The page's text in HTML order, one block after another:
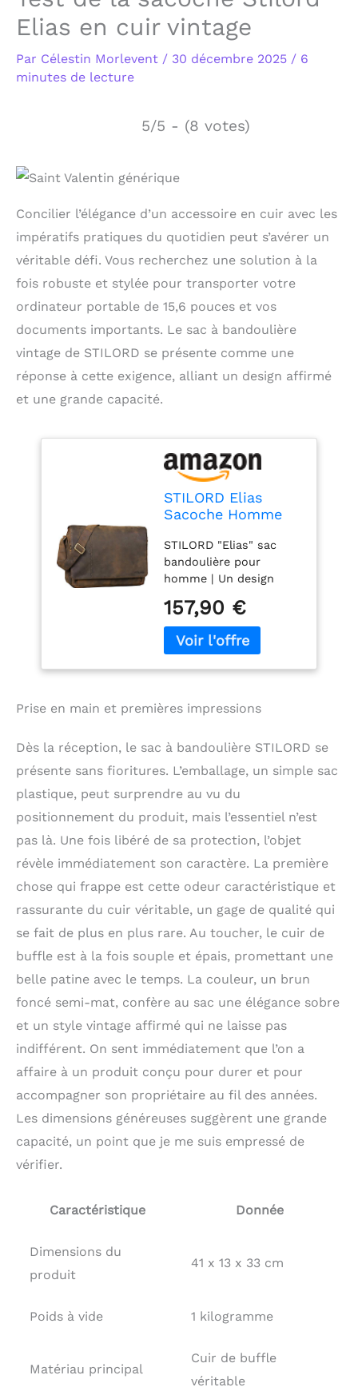
Elias en cuir vintage
Par Célestin Morlevent / 30 décembre 2025 / 6
minutes de lecture
5/5 - (8 votes)
Concilier l’élégance d’un accessoire en cuir avec les
impératifs pratiques du quotidien peut s’avérer un
véritable défi. Vous recherchez une solution à la
fois robuste et stylée pour transporter votre
ordinateur portable de 15,6 pouces et vos
documents importants. Le sac à bandoulière
vintage de STILORD se présente comme une
réponse à cette exigence, alliant un design affirmé
et une grande capacité.
STILORD Elias
Sacoche Homme
Bandoulière
Homme Design Sac
en Cuir Ordinateur
Portable 15,6
Pouces Besace en
Cuir
Couleur:Colorado -
Marron
STILORD "Elias" sac
bandoulière pour
homme | Un design
vraiment stylé | Sac
messager parfaitement
adapté à la vie
Nombreuses pochettes
ranger des documents
DIN A4, livres, une
petite bouteille d'eau et
un ordinateur portable
allant jusqu'à 15,6
rapide et organisée Sac
d'épaule entièrement
pratique et confortable
réglable et robuste |
Besace d'un splendide
véritable et excellent
cuir de buffle
Composants de l'article:
principal avec
fermeture-éclair | 1x
compartiment pour un
ordinateur portable de
15,6 pouces | 1x petit
compartiment intérieur
2x compartiments
tailles pour ranger vos
Caractéristiques:
41 x 33 x 13 cm | 1000 g
compartiments: 7 |
ordinateur portable
157,90 €
Prise en main et premières impressions
Dès la réception, le sac à bandoulière STILORD se
présente sans fioritures. L’emballage, un simple sac
plastique, peut surprendre au vu du
positionnement du produit, mais l’essentiel n’est
pas là. Une fois libéré de sa protection, l’objet
révèle immédiatement son caractère. La première
chose qui frappe est cette odeur caractéristique et
rassurante du cuir véritable, un gage de qualité qui
se fait de plus en plus rare. Au toucher, le cuir de
buffle est à la fois souple et épais, promettant une
belle patine avec le temps. La couleur, un brun
foncé semi-mat, confère au sac une élégance sobre
et un style vintage affirmé qui ne laisse pas
indifférent. On sent immédiatement que l’on a
affaire à un produit conçu pour durer et pour
accompagner son propriétaire au fil des années.
Les dimensions généreuses suggèrent une grande
capacité, un point que je me suis empressé de
vérifier.
Caractéristique Donnée
Dimensions du
produit
41 x 13 x 33 cm
Poids à vide 1 kilogramme
Matériau principal
Cuir de buffle
véritable